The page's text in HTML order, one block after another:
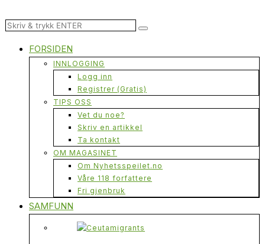
FORSIDEN
INNLOGGING
Logg inn
Registrer (Gratis)
TIPS OSS
Vet du noe?
Skriv en artikkel
Ta kontakt
OM MAGASINET
Om Nyhetsspeilet.no
Våre 118 forfattere
Fri gjenbruk
SAMFUNN